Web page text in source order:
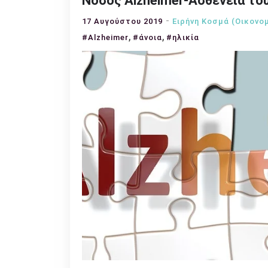
17 Αυγούστου 2019 Ειρήνη Κοσμά
#Alzheimer, #άνοια, #ηλικία